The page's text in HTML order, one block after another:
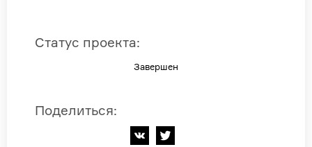
Статус проекта:
Завершен
Поделиться: